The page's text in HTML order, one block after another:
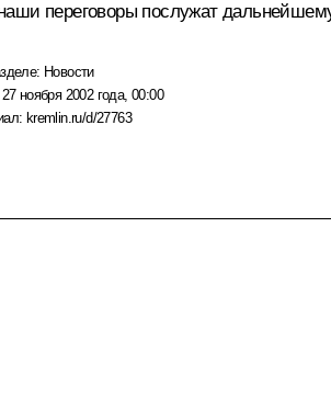
переговоры послужат
Новости
27 ноября 2002 года, 00:00
kremlin.ru/d/27763